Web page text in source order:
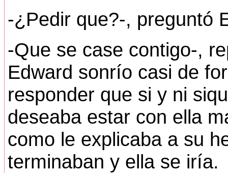
-¿Pedir que?-, preguntó
-Que se case contigo-,
Edward sonrío casi de
responder que si y ni
deseaba estar con ella
como le explicaba a su
terminaban y ella se iría.